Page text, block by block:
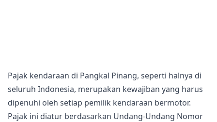
Pajak kendaraan di Pangkal Pinang, seperti halnya di
seluruh Indonesia, merupakan kewajiban yang harus
dipenuhi oleh setiap pemilik kendaraan bermotor.
Pajak ini diatur berdasarkan Undang-Undang Nomor